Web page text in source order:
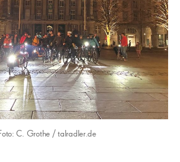
C. Grothe / talradler.de